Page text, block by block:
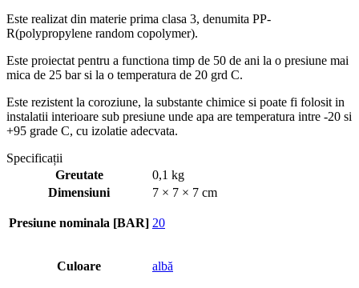
Este realizat din materie prima clasa 3, denumita PP-
R(polypropylene random copolymer).
Este proiectat pentru a functiona timp de 50 de ani la o presiune mai
mica de 25 bar si la o temperatura de 20 grd C.
Este rezistent la coroziune, la substante chimice si poate fi folosit in
instalatii interioare sub presiune unde apa are temperatura intre -20 si
+95 grade C, cu izolatie adecvata.
Specificații
Greutate
0,1 kg
Dimensiuni
7 × 7 × 7 cm
Presiune nominala [BAR] 20
Culoare albă